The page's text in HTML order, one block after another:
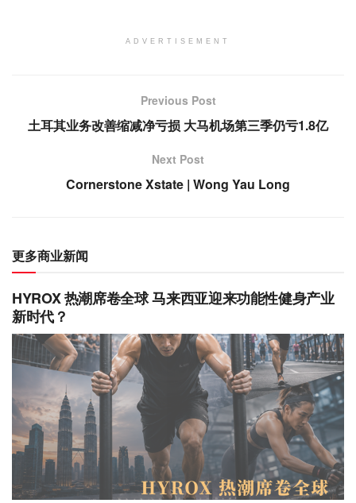
ADVERTISEMENT
Previous Post
土耳其业务改善缩减净亏损 大马机场第三季仍亏1.8亿
Next Post
Cornerstone Xstate | Wong Yau Long
更多商业新闻
HYROX 热潮席卷全球 马来西亚迎来功能性健身产业
新时代？